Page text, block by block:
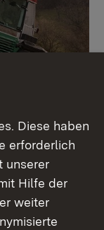
Diese haben
erforderlich
unserer
Hilfe der
weiter